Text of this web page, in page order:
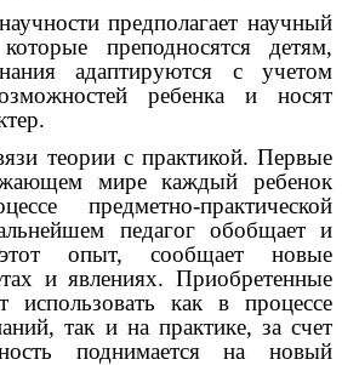
предполагает научный
преподносятся детям,
адаптируются с учетом
ребенка и носят
с практикой. Первые
мире каждый ребенок
предметно-практической
педагог обобщает и
этот опыт, сообщает новые
и явлениях. Приобретенные
использовать как в процессе
так и на практике, за счет
поднимается на новый